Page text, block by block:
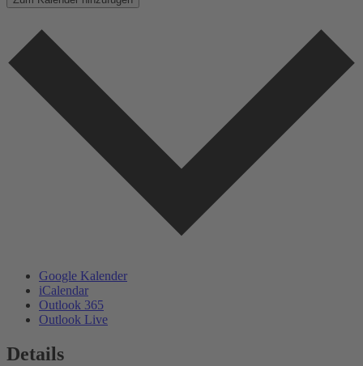
Google Kalender
iCalendar
Outlook 365
Outlook Live
Details